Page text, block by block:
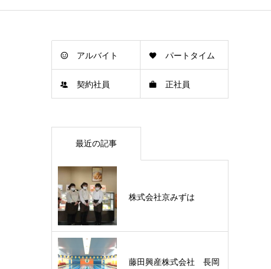
アルバイト パートタイム
契約社員 正社員
最近の記事
株式会社京みずは
藤田興産株式会社 長岡